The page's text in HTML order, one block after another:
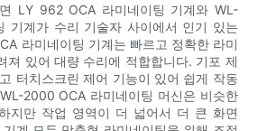
LY 962 OCA 라미네이팅 기계와 WL-
기계가 수리 기술자 사이에서 인기 있는
라미네이팅 기계는 빠르고 정확한 라미
져 있어 대량 수리에 적합합니다. 기포 제
터치스크린 제어 기능이 있어 쉽게 작동
2000 OCA 라미네이팅 머신은 비슷한
지만 작업 영역이 더 넓어서 더 큰 화면